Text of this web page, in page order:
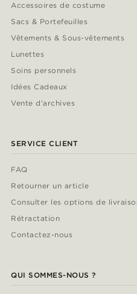
Accessoires de costume
Sacs & Portefeuilles
Vêtements & Sous-vêtements
Lunettes
Soins personnels
Idées Cadeaux
Vente d'archives
SERVICE CLIENT
FAQ
Retourner un article
Consulter les options de
Rétractation
Contactez-nous
QUI SOMMES-NOUS ?